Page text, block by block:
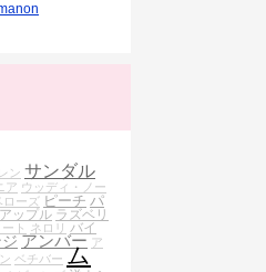
ン サンダル
ア ウッディ・ノー
ローズ ピーチ パ
アップル ラズベリ
ト ネロリ バイ
アンバー ア
ベチバー ム